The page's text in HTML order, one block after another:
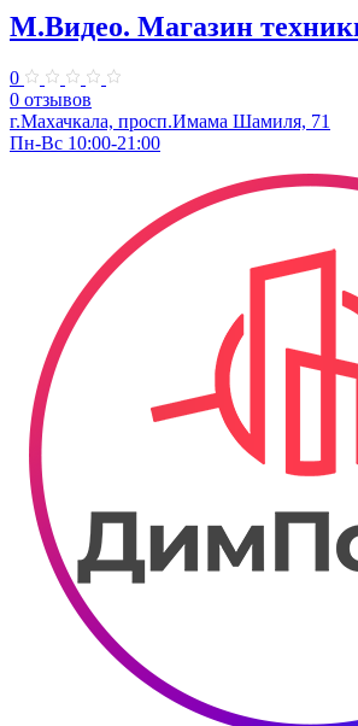
М.Видео. Магазин
0
0 отзывов
г.Махачкала, просп.Имама Шамиля, 71
Пн-Вс 10:00-21:00